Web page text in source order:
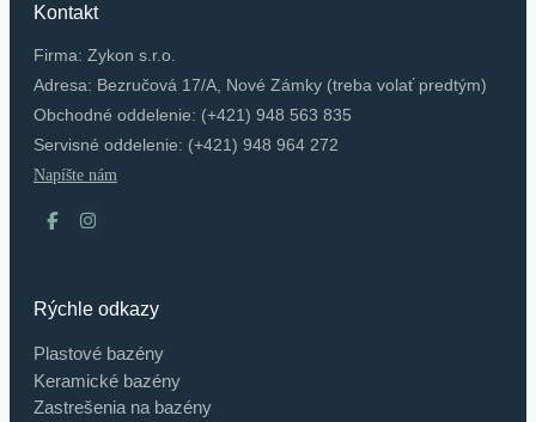
Kontakt
Firma: Zykon s.r.o.
Adresa: Bezručová 17/A, Nové Zámky (treba volať predtým)
Obchodné oddelenie: (+421) 948 563 835
Servisné oddelenie: (+421) 948 964 272
Napíšte nám
Rýchle odkazy
Plastové bazény
Keramické bazény
Zastrešenia na bazény